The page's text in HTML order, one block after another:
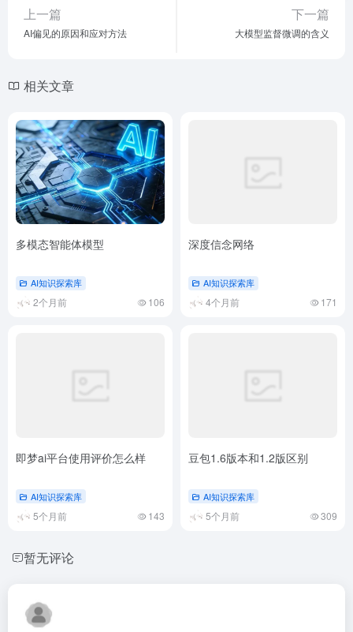
上一篇
AI偏见的原因和应对方法
下一篇
大模型监督微调的含义
相关文章
多模态智能体模型
AI知识探索库
2个月前 106
深度信念网络
AI知识探索库
4个月前 171
即梦ai平台使用评价怎么样
AI知识探索库
5个月前 143
豆包1.6版本和1.2版区别
AI知识探索库
5个月前 309
暂无评论